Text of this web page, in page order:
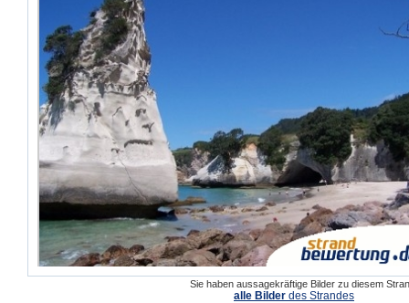
Sie haben aussagekräftige Bilder zu diesem
alle Bilder des Strandes